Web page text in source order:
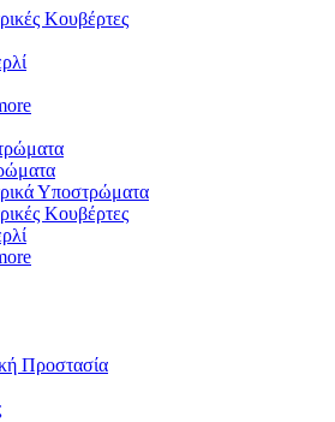
Κουβέρτες
Υποστρώματα
Κουβέρτες
Προστασία